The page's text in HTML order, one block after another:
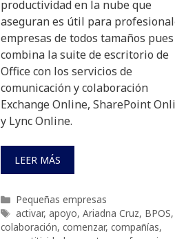
productividad en la nube que
aseguran es útil para
empresas de todos tamaños pues
combina la suite de escritorio de
Office con los servicios de
comunicación y colaboración
Exchange Online, SharePoint
y Lync Online.
LEER MÁS
Categorías
Pequeñas empresas
Etiquetas
activar, apoyo, Ariadna Cruz, BPOS,
colaboración, comenzar, compañías,